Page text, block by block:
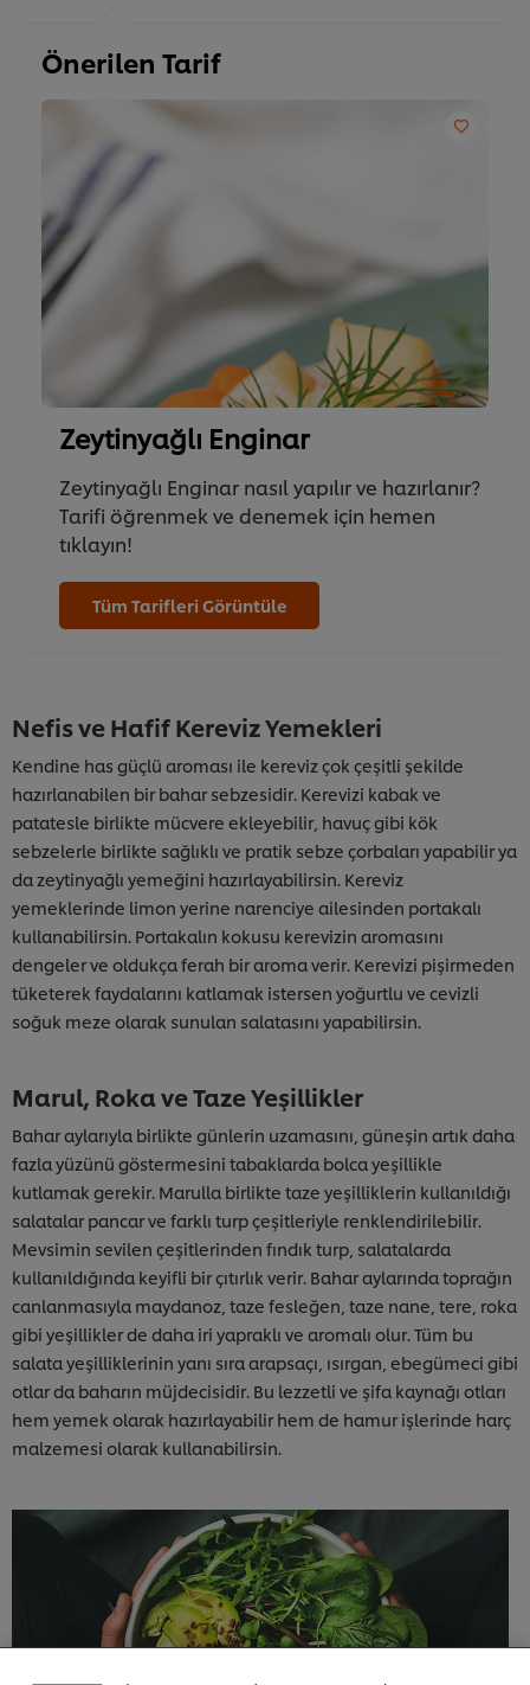
Önerilen Tarif
Zeytinyağlı Enginar
Zeytinyağlı Enginar nasıl yapılır ve hazırlanır?
Tarifi öğrenmek ve denemek için hemen
tıklayın!
Tüm Tarifleri Görüntüle
Nefis ve Hafif Kereviz Yemekleri
Kendine has güçlü aroması ile kereviz çok çeşitli şekilde
hazırlanabilen bir bahar sebzesidir. Kerevizi kabak ve
patatesle birlikte mücvere ekleyebilir, havuç gibi kök
sebzelerle birlikte sağlıklı ve pratik sebze çorbaları yapabilir ya
da zeytinyağlı yemeğini hazırlayabilirsin. Kereviz
yemeklerinde limon yerine narenciye ailesinden portakalı
kullanabilirsin. Portakalın kokusu kerevizin aromasını
dengeler ve oldukça ferah bir aroma verir. Kerevizi pişirmeden
tüketerek faydalarını katlamak istersen yoğurtlu ve cevizli
soğuk meze olarak sunulan salatasını yapabilirsin.
Marul, Roka ve Taze Yeşillikler
Bahar aylarıyla birlikte günlerin uzamasını, güneşin artık daha
fazla yüzünü göstermesini tabaklarda bolca yeşillikle
kutlamak gerekir. Marulla birlikte taze yeşilliklerin kullanıldığı
salatalar pancar ve farklı turp çeşitleriyle renklendirilebilir.
Mevsimin sevilen çeşitlerinden fındık turp, salatalarda
kullanıldığında keyifli bir çıtırlık verir. Bahar aylarında toprağın
canlanmasıyla maydanoz, taze fesleğen, taze nane, tere, roka
gibi yeşillikler de daha iri yapraklı ve aromalı olur. Tüm bu
salata yeşilliklerinin yanı sıra arapsaçı, ısırgan, ebegümeci gibi
otlar da baharın müjdecisidir. Bu lezzetli ve şifa kaynağı otları
hem yemek olarak hazırlayabilir hem de hamur işlerinde harç
malzemesi olarak kullanabilirsin.
Sitemiz içerisindeki deneyiminizi iyileştirmek için çerez
(ve benzeri teknikleri) kullanıyoruz. Çerezler, belirli
özellikleri (çevrimiçi "alışveriş sepetinizi" kaydetme) ve
sosyal paylaşım işlevini (Facebook, Instagram vb. için)